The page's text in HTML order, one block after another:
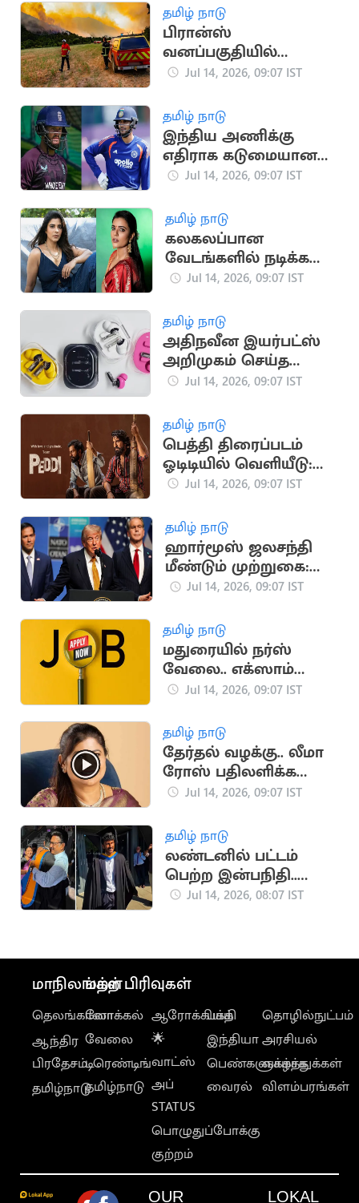
தமிழ் நாடு
பிரான்ஸ்
வனப்பகுதியில்
காட்டுத்தீ: 3,250 ஏக்கர்
Jul 14, 2026, 09:07 IST
தமிழ் நாடு
இந்திய அணிக்கு
எதிராக கடுமையான
சவால்
டக்கெட்
Jul 14, 2026, 09:07 IST
தமிழ் நாடு
கலகலப்பான
வேடங்களில் நடிக்க
ஆசை -ஐஸ்வர்யா
Jul 14, 2026, 09:07 IST
தமிழ் நாடு
அதிநவீன இயர்பட்ஸ்
அறிமுகம் செய்த
நத்திங்!
Jul 14, 2026, 09:07 IST
தமிழ் நாடு
பெத்தி திரைப்படம்
ஓடிடியில் வெளியீடு:
இயக்குநர் புச்சி பாபு
Jul 14, 2026, 09:07 IST
தமிழ் நாடு
ஹார்மூஸ் ஜலசந்தி
மீண்டும் முற்றுகை:
டிரம்ப் அறிவிப்பால்
Jul 14, 2026, 09:07 IST
தமிழ் நாடு
மதுரையில் நர்ஸ்
வேலை.. எக்ஸாம்
கிடையாது
Jul 14, 2026, 09:07 IST
தமிழ் நாடு
தேர்தல் வழக்கு.. லீமா
ரோஸ் பதிலளிக்க
உத்தரவு
Jul 14, 2026, 09:07 IST
தமிழ் நாடு
லண்டனில் பட்டம்
பெற்ற இன்பநிதி..
கட்டியணைத்து
Jul 14, 2026, 08:07 IST
மாநிலங்கள்
தெலங்கானா
ஆந்திர
பிரதேசம்
தமிழ்நாடு
மற்ற பிரிவுகள்
லோக்கல்
வேலை
டிரெண்டிங்
தமிழ்நாடு
ஆரோக்கியம்
🌟
வாட்ஸ்
அப்
STATUS
பொழுதுப்போக்கு
குற்றம்
பக்தி
இந்தியா
பெண்களுக்காக
வைரல்
தொழில்நுட்பம்
அரசியல்
வாழ்த்துக்கள்
விளம்பரங்கள்
OUR LOKAL